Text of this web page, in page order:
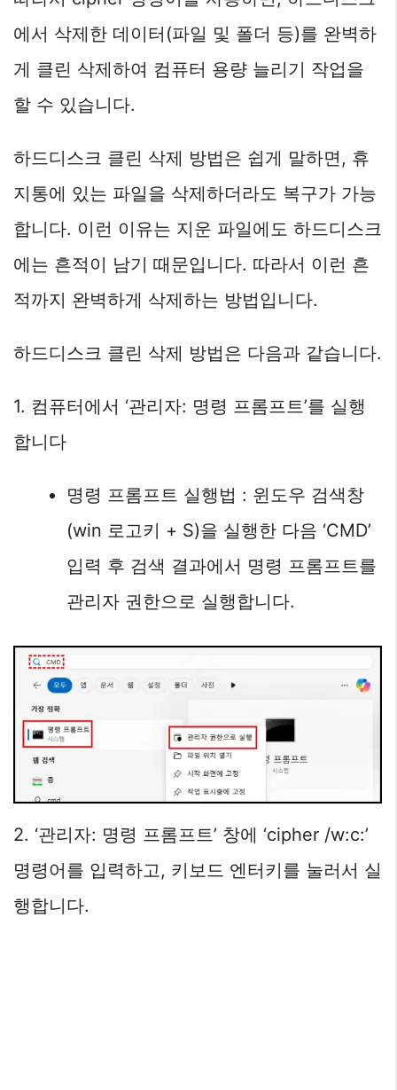
에서 삭제한 데이터(파일 및 폴더 등)를 완벽하
게 클린 삭제하여 컴퓨터 용량 늘리기 작업을
할 수 있습니다.
하드디스크 클린 삭제 방법은 쉽게 말하면, 휴
지통에 있는 파일을 삭제하더라도 복구가 가능
합니다. 이런 이유는 지운 파일에도 하드디스크
에는 흔적이 남기 때문입니다. 따라서 이런 흔
적까지 완벽하게 삭제하는 방법입니다.
하드디스크 클린 삭제 방법은 다음과 같습니다.
1. 컴퓨터에서 ‘관리자: 명령 프롬프트’를 실행
합니다
명령 프롬프트 실행법 : 윈도우 검색창
(win 로고키 + S)을 실행한 다음 ‘CMD’
입력 후 검색 결과에서 명령 프롬프트를
관리자 권한으로 실행합니다.
2. ‘관리자: 명령 프롬프트’ 창에 ‘cipher /w:c:’
명령어를 입력하고, 키보드 엔터키를 눌러서 실
행합니다.